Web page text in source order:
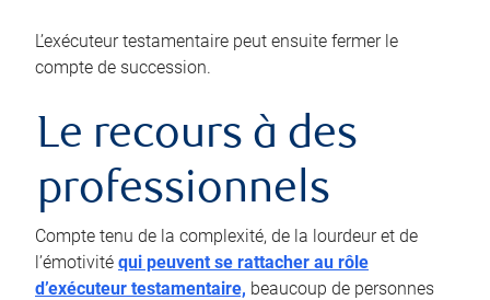
L’exécuteur testamentaire peut ensuite fermer le
compte de succession.
Le recours à des
professionnels
Compte tenu de la complexité, de la lourdeur et de
l’émotivité qui peuvent se rattacher au rôle
d’exécuteur testamentaire, beaucoup de personnes